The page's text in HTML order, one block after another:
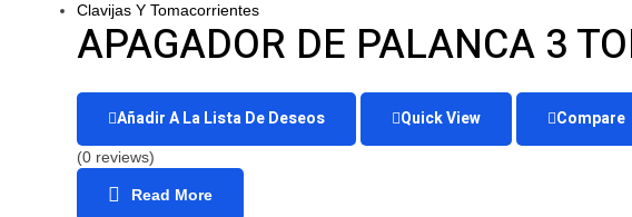
Clavijas Y Tomacorrientes
APAGADOR DE PALANCA 3
Añadir A La Lista De Deseos Quick View Compare
(0 reviews)
Read More